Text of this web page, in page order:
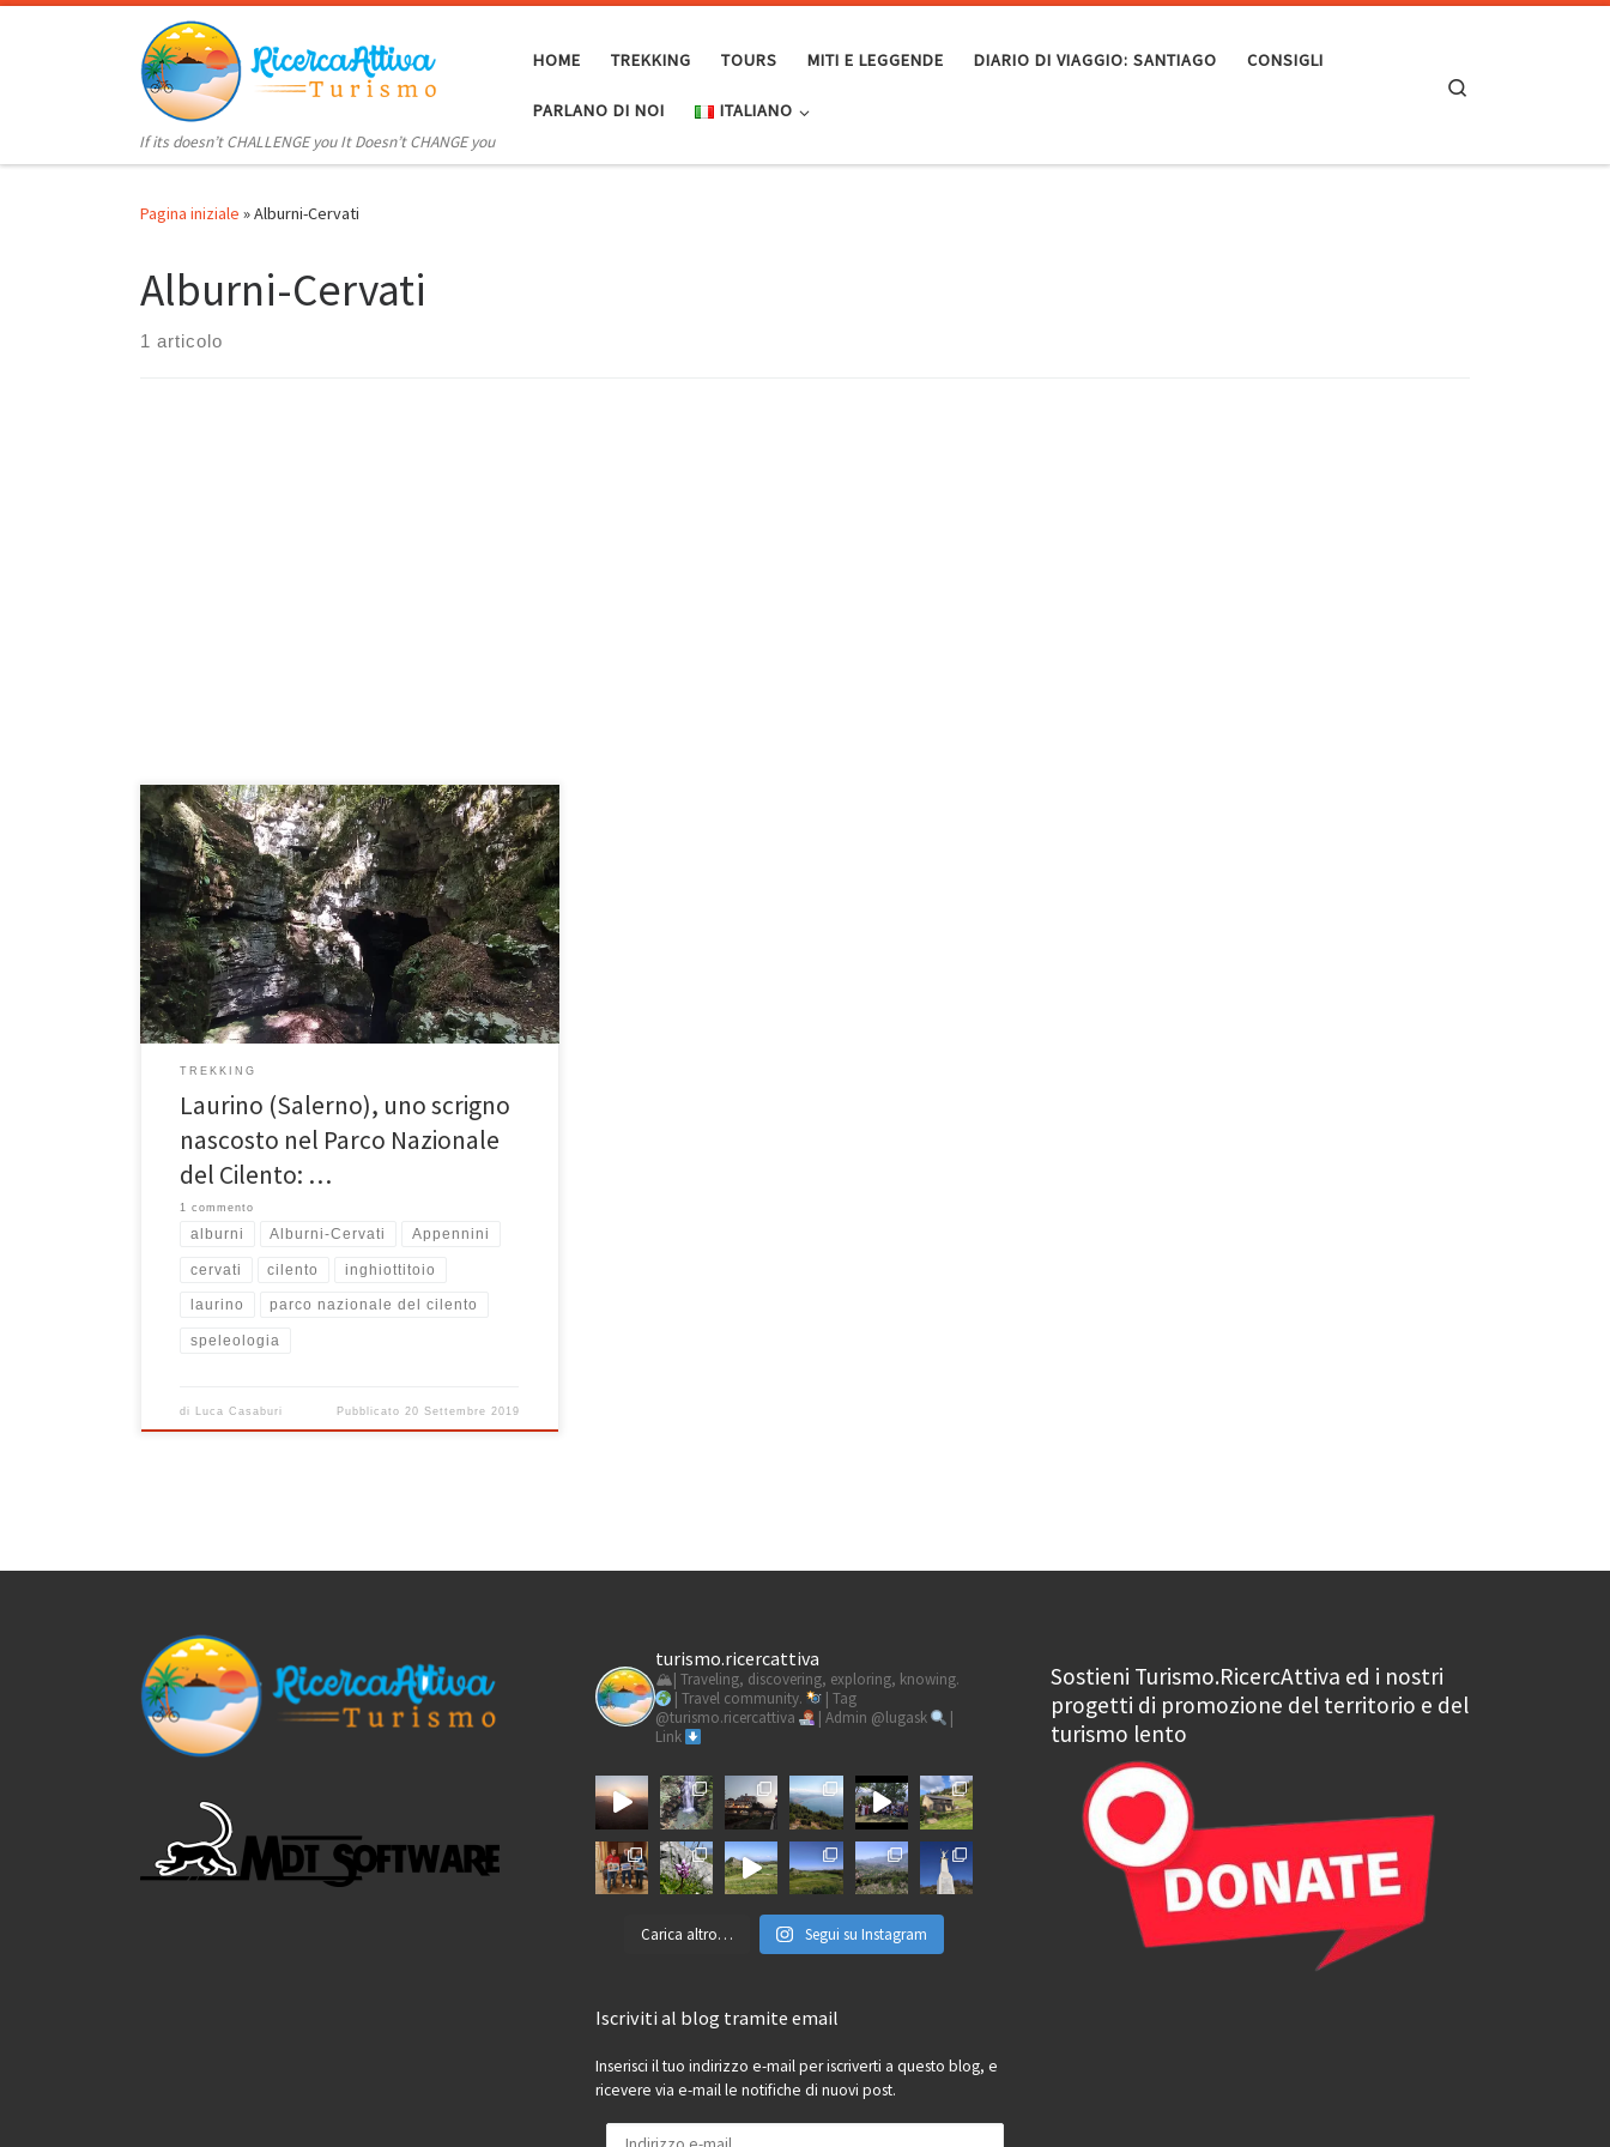
Passa al contenuto
If its doesn’t CHALLENGE you It Doesn’t CHANGE you
HOME TREKKING TOURS MITI E LEGGENDE DIARIO DI VIAGGIO: SANTIAGO CONSIGLI
PARLANO DI NOI ITALIANO
Pagina iniziale »Alburni-Cervati
Alburni-Cervati
1 articolo
Famoso in tutta Europa per il suo alto valore
speleologico e per il contesto
paesaggistico circostante, lo spettacolare
inghiottitoio della Grava di Vesalo è formato dalle
acque del torrente Milenzio dove vi sono due pozzi: il
primo di 43 e l’altro di ben 100 metri di profondità. Sul
fondo è un lago sotterraneo che si sviluppa in una
serie di […]
TREKKING
Laurino (Salerno), uno scrigno
nascosto nel Parco Nazionale
del Cilento: …
1 commento
alburni Alburni-Cervati Appennini
cervati cilento inghiottitoio
laurino parco nazionale del cilento
speleologia
di Luca Casaburi Pubblicato 20 Settembre 2019
turismo.ricercattiva
🏔| Traveling, discovering, exploring, knowing.
| Travel community.
| Tag
@turismo.ricercattiva
| Admin @lugask
|
Link
Carica altro… Segui su Instagram
Iscriviti al blog tramite email
Inserisci il tuo indirizzo e-mail per iscriverti a questo blog, e
ricevere via e-mail le notifiche di nuovi post.
Sostieni Turismo.RicercAttiva ed i nostri
progetti di promozione del territorio e del
turismo lento